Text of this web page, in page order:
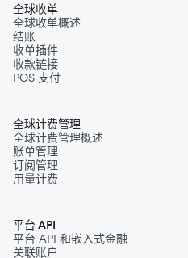
全球收单
全球收单概述
结账
收单插件
收款链接
POS 支付
全球计费管理
全球计费管理概述
账单管理
订阅管理
用量计费
平台 API
平台 API 和嵌入式金融
关联账户